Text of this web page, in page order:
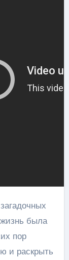
была
пор
и раскрыть